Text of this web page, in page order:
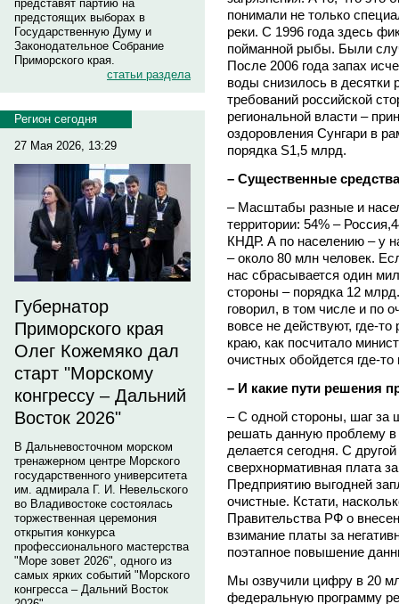
представят партию на
предстоящих выборах в
Государственную Думу и
Законодательное Собрание
Приморского края.
статьи раздела
Регион сегодня
27 Мая 2026, 13:29
Губернатор
Приморского края
Олег Кожемяко дал
старт "Морскому
конгрессу – Дальний
Восток 2026"
В Дальневосточном морском
тренажерном центре Морского
государственного университета
им. адмирала Г. И. Невельского
во Владивостоке состоялась
торжественная церемония
открытия конкурса
профессионального мастерства
"Море зовет 2026", одного из
самых ярких событий "Морского
конгресса – Дальний Восток
понимали не только
реки. С 1996 года здесь
пойманной рыбы. Были
После 2006 года запах
воды снизилось в десятки
требований российской
региональной власти –
оздоровления Сунгари в
порядка S1,5 млрд.
– Существенные
– Масштабы разные и
территории: 54% –
КНДР. А по населению – у
– около 80 млн человек.
нас сбрасывается один
стороны – порядка 12
говорил, в том числе и по
вовсе не действуют, где-
краю, как посчитало
очистных обойдется где-
– И какие пути решения
– С одной стороны, шаг за
решать данную проблему в
делается сегодня. С
сверхнормативная плата
Предприятию выгодней
очистные. Кстати,
Правительства РФ о
взимание платы за
поэтапное повышение
Мы озвучили цифру в 20
федеральную программу